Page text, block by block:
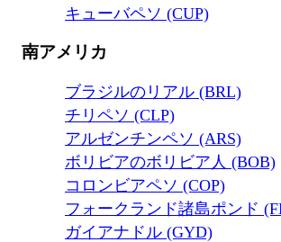
キューバペソ (CUP)
南アメリカ
ブラジルのリアル (BRL)
チリペソ (CLP)
アルゼンチンペソ (ARS)
ボリビアのボリビア人 (BOB)
コロンビアペソ (COP)
フォークランド諸島ポンド
ガイアナドル (GYD)